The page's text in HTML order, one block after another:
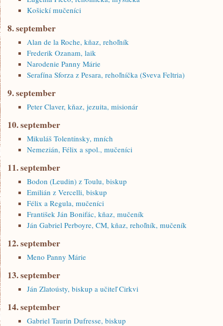
Košickí mučeníci
8. september
Alan de la Roche, kňaz, rehoľník
Frederik Ozanam, laik
Narodenie Panny Márie
Serafína Sforza z Pesara, rehoľníčka (Sveva Feltria)
9. september
Peter Claver, kňaz, jezuita, misionár
10. september
Mikuláš Tolentínsky, mních
Nemezián, Félix a spol., mučeníci
11. september
Bodon (Leudin) z Toulu, biskup
Emilián z Vercelli, biskup
Félix a Regula, mučeníci
František Ján Bonifác, kňaz, mučeník
Ján Gabriel Perboyre, CM, kňaz, rehoľník, mučeník
12. september
Meno Panny Márie
13. september
Ján Zlatoústy, biskup a učiteľ Cirkvi
14. september
Gabriel Taurin Dufresse, biskup